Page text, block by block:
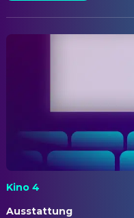
Kino 4
Ausstattung